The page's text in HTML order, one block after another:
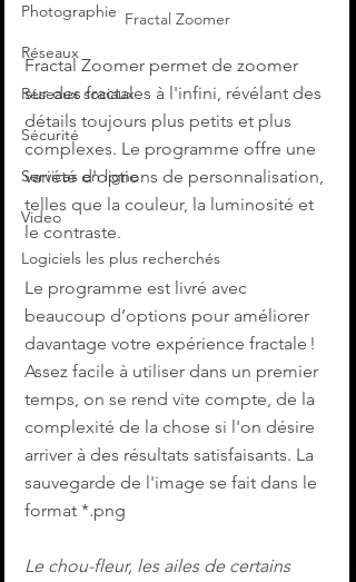
Photographie
Réseaux
Réseaux sociaux
Sécurité
Services en ligne
Video
Logiciels les plus recherchés
Fractal Zoomer
Fractal Zoomer permet de zoomer
sur des fractales à l'infini, révélant des
détails toujours plus petits et plus
complexes. Le programme offre une
variété d'options de personnalisation,
telles que la couleur, la luminosité et
le contraste.
Le programme est livré avec
beaucoup d’options pour améliorer
davantage votre expérience fractale !
Assez facile à utiliser dans un premier
temps, on se rend vite compte, de la
complexité de la chose si l'on désire
arriver à des résultats satisfaisants. La
sauvegarde de l'image se fait dans le
format *.png
Le chou-fleur, les ailes de certains